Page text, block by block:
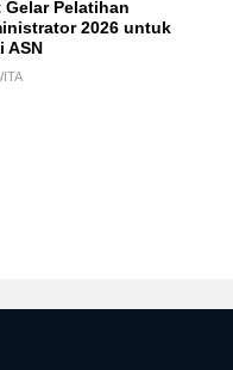
Gelar Pelatihan
2026 untuk
ASN